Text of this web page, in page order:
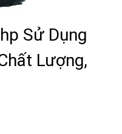
Sử Dụng
Lượng,